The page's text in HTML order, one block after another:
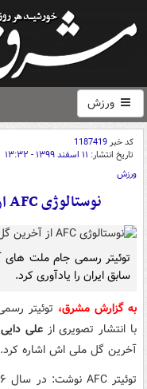
ورزش
کد خبر1187419
تاریخ انتشار: ۱۱ اسفند ۱۳۹۹ - ۱۳:۳۲
ورزش
نوستالوژی AFC از آخرین گل ملی دایی +عکس
سابق ایران را یادآوری کرد.
به گزارش مشرق،
با انتشار تصویری ازعلی دایی
آخرین گل ملی اش اشاره کرد.